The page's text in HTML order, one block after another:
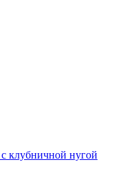
клубничной нугой